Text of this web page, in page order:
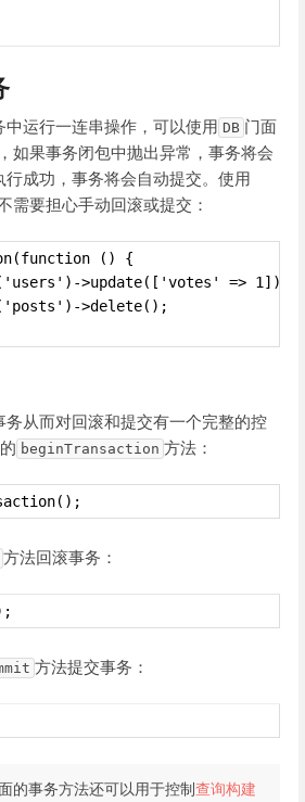
运行一连串操作，可以使用 DB 门面
如果事务闭包中抛出异常，事务将会
行成功，事务将会自动提交。使用
需要担心手动回滚或提交：
() {
>update(['votes' => 1]);
>delete();
从而对回滚和提交有一个完整的控
beginTransaction 方法：
方法回滚事务：
方法提交事务：
的事务方法还可以用于控制查询构建